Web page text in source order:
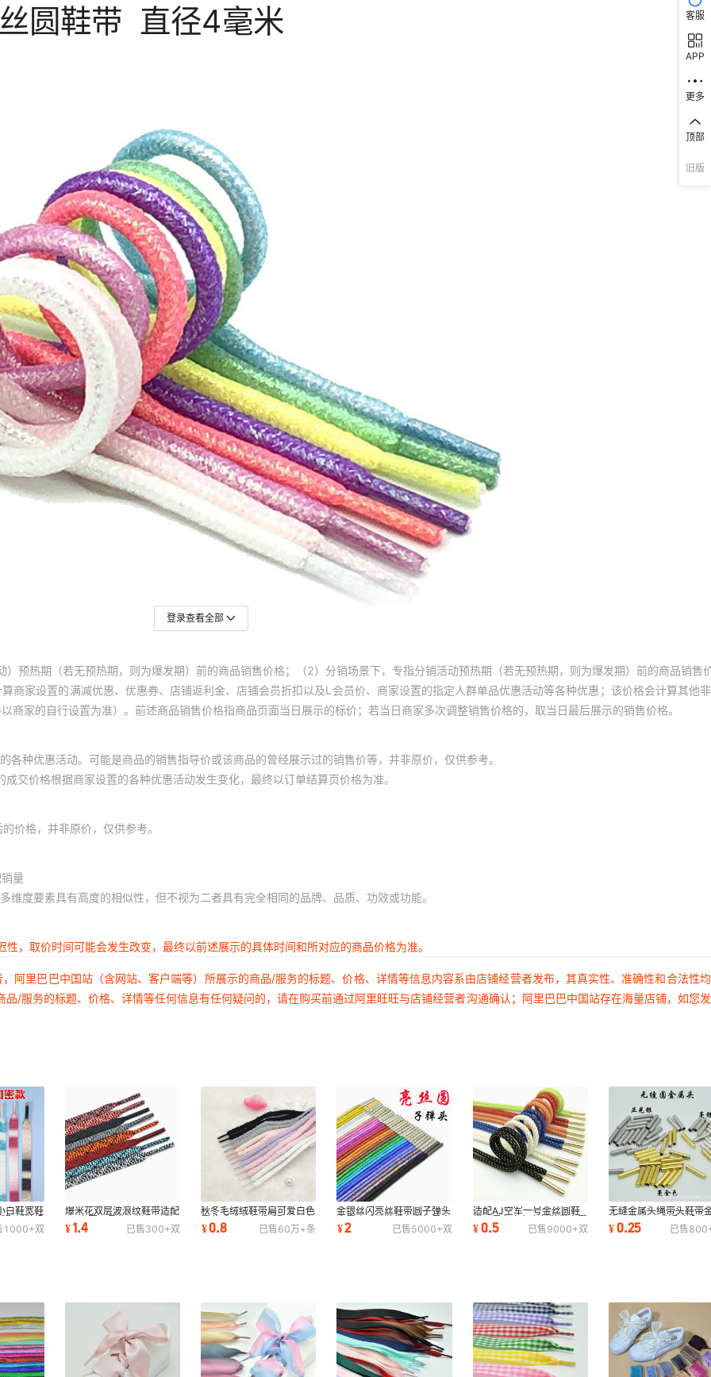
登录查看全部
预热期（若无预热期，则为爆发期）前的商品销售价格；（2）分销场景下，专指分销活动预热期（若无预热期，则为爆发期）前的商品销售
商家设置的满减优惠、优惠券、店铺返利金、店铺会员折扣以及L会员价、商家设置的指定人群单品优惠活动等各种优惠；该价格会计算其他
家的自行设置为准）。前述商品销售价格指商品页面当日展示的标价；若当日商家多次调整销售价格的，取当日最后展示的销售价格。
种优惠活动。可能是商品的销售指导价或该商品的曾经展示过的销售价等，并非原价，仅供参考。
交价格根据商家设置的各种优惠活动发生变化，最终以订单结算页价格为准。
价格，并非原价，仅供参考。
量
度要素具有高度的相似性，但不视为二者具有完全相同的品牌、品质、功效或功能。
，取价时间可能会发生改变，最终以前述展示的具体时间和所对应的商品价格为准。
阿里巴巴中国站（含网站、客户端等）所展示的商品/服务的标题、价格、详情等信息内容系由店铺经营者发布，其真实性、准确性和合法性
/服务的标题、价格、详情等任何信息有任何疑问的，请在购买前通过阿里旺旺与店铺经营者沟通确认；阿里巴巴中国站存在海量店铺，如您
白鞋宽鞋
1000+双
爆米花双层波浪纹鞋带适配
UB空军一号休闲鞋运动鞋
黑白蓝红色
¥1.4 已售300+双
秋冬毛绒绒鞋带扁可爱白色
雪花毛毛虫女潮适配AJ1空
军一号批发
¥0.8 已售60万+条
金银丝闪亮丝鞋带圆子弹头
金属头反光鞋带七彩虹黑白
粉红蓝绿紫色
¥2 已售5000+双
适配AJ空军一号金丝圆鞋
带男黑色白色女长鞋带金属
头鞋带批发
¥0.5 已售9000+双
无缝金属头绳带头鞋带
头子弹头DIY鞋配件腰
包头金色银色
¥0.25 已售
客服
APP
更多
顶部
旧版